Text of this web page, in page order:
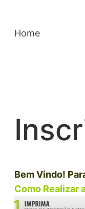
Home
Bem Vindo!
Como Realizar